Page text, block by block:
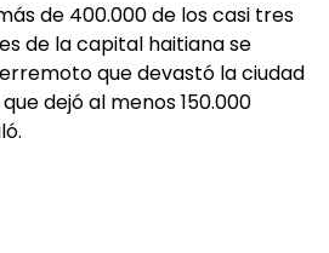
de 400.000 de los casi tres
de la capital haitiana se
que devastó la ciudad
dejó al menos 150.000